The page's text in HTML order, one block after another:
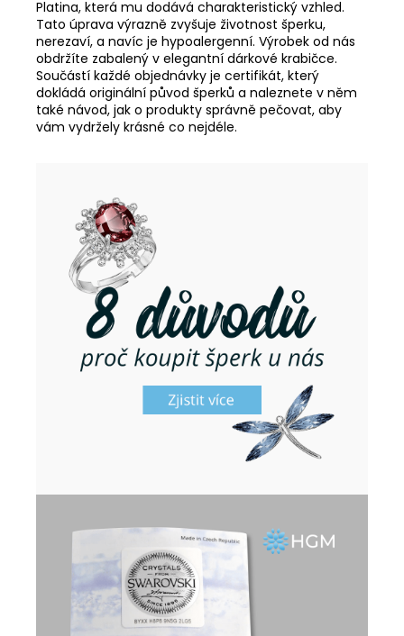
Platina, která mu dodává charakteristický vzhled.
Tato úprava výrazně zvyšuje životnost šperku,
nerezaví, a navíc je hypoalergenní. Výrobek od nás
obdržíte zabalený v elegantní dárkové krabičce.
Součástí každé objednávky je certifikát, který
dokládá originální původ šperků a naleznete v něm
také návod, jak o produkty správně pečovat, aby
vám vydržely krásné co nejdéle.